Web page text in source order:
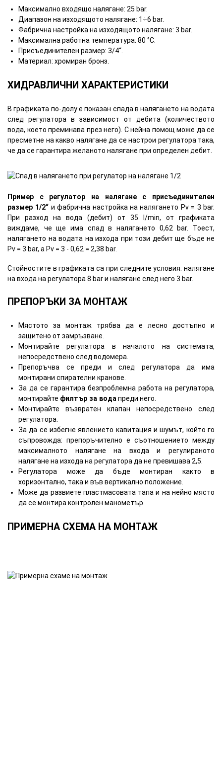
Максимално входящо налягане: 25 bar.
Диапазон на изходящото налягане: 1÷6 bar.
Фабрична настройка на изходящото налягане: 3 bar.
Максимална работна температура: 80 °C.
Присъединителен размер: 3/4“.
Материал: хромиран бронз.
ХИДРАВЛИЧНИ ХАРАКТЕРИСТИКИ
В графиката по-долу е показан спада в налягането на водата
след регулатора в зависимост от дебита (количеството
вода, което преминава през него). С нейна помощ може да се
пресметне на какво налягане да се настрои регулатора така,
че да се гарантира желаното налягане при определен дебит.
Пример с регулатор на налягане с присъединителен
размер 1/2“ и фабрична настройка на налягането Pv = 3 bar.
При разход на вода (дебит) от 35 l/min, от графиката
виждаме, че ще има спад в налягането 0,62 bar. Тоест,
налягането на водата на изхода при този дебит ще бъде не
Pv = 3 bar, a Pv = 3 - 0,62 = 2,38 bar.
Стойностите в графиката са при следните условия: налягане
на входа на регулатора 8 bar и налягане след него 3 bar.
ПРЕПОРЪКИ ЗА МОНТАЖ
Мястото за монтаж трябва да е лесно достъпно и
защитено от замръзване.
Монтирайте регулатора в началото на системата,
непосредствено след водомера.
Препоръчва се преди и след регулатора да има
монтирани спирателни кранове.
За да се гарантира безпроблемна работа на регулатора,
монтирайте филтър за водапреди него.
Монтирайте възвратен клапан непосредствено след
регулатора.
За да се избегне явлението кавитация и шумът, който го
съпровожда: препоръчително е съотношението между
максималното налягане на входа и регулираното
налягане на изхода на регулатора да не превишава 2,5.
Регулатора може да бъде монтиран както в
хоризонтално, така и във вертикално положение.
Може да развиете пластмасовата тапа и на нейно място
да се монтира контролен манометър.
ПРИМЕРНА СХЕМА НА МОНТАЖ